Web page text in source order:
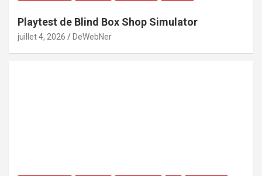
Playtest de Blind Box Shop Simulator
juillet 4, 2026 DeWebNer